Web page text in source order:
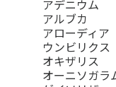
アデニウム
アルブカ
アローディア
ウンビリクス
オキザリス
オーニソガラ